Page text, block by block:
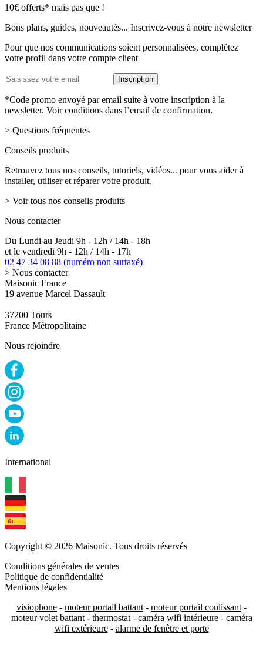
Lettre
d’information
10€ offerts* mais pas que !
Bons plans, guides, nouveautés... Inscrivez-vous à notre newsletter
Pour que nos communications soient personnalisées, complétez
votre profil dans votre compte client
Adresse
Inscription
*Code promo envoyé par email suite à votre inscription à la
newsletter. Voir conditions dans l’email de confirmation.
> Questions fréquentes
Conseils produits
Retrouvez tous nos conseils, tutoriels, vidéos... pour vous aider à
installer, utiliser et réparer votre produit.
> Voir tous nos conseils produits
Nous contacter
Du Lundi au Jeudi 9h - 12h / 14h - 18h
et le vendredi 9h - 12h / 14h - 17h
02 47 34 08 88 (numéro non surtaxé)
> Nous contacter
Maisonic France
19 avenue Marcel Dassault
37200 Tours
France Métropolitaine
Nous rejoindre
International
Copyright © 2026 Maisonic. Tous droits réservés
Conditions générales de ventes
Politique de confidentialité
Mentions légales
visiophone - moteur portail battant - moteur portail coulissant -
moteur volet battant- thermostat- caméra wifi intérieure- caméra
wifi extérieure- alarme de fenêtre et porte